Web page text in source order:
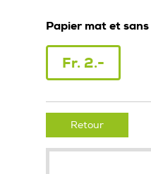
Papier mat et
Fr. 2.-
Retour